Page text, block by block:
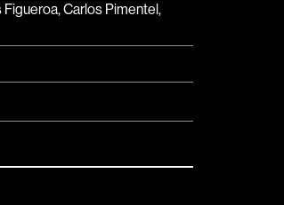
Carlos Pimentel,